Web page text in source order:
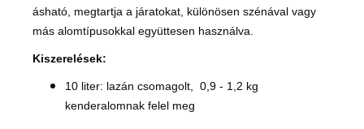
ásható, megtartja a járatokat, különösen szénával vagy
más alomtípusokkal együttesen használva.
Kiszerelések:
10 liter: lazán csomagolt, 0,9 - 1,2 kg
kenderalomnak felel meg